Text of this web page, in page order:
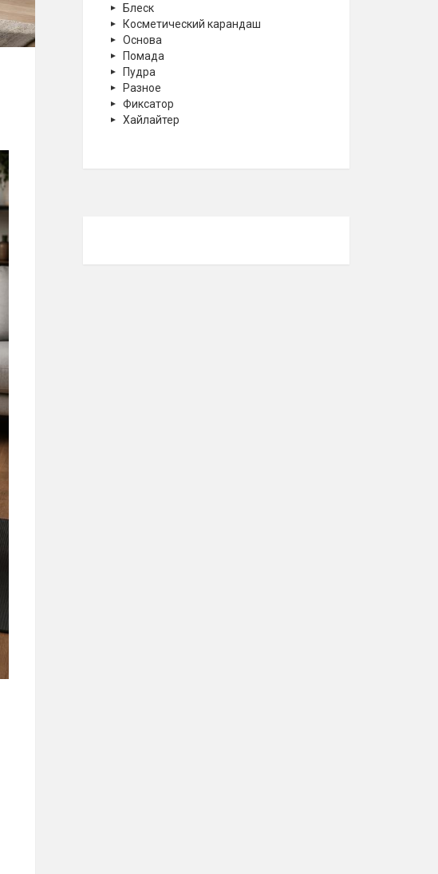
Блеск
Косметический карандаш
Основа
Помада
Пудра
Разное
Фиксатор
Хайлайтер